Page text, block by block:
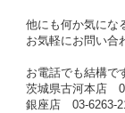
他にも何か気にな
お気軽にお問い合
お電話でも結構で
茨城県古河本店
銀座店 03-6263-